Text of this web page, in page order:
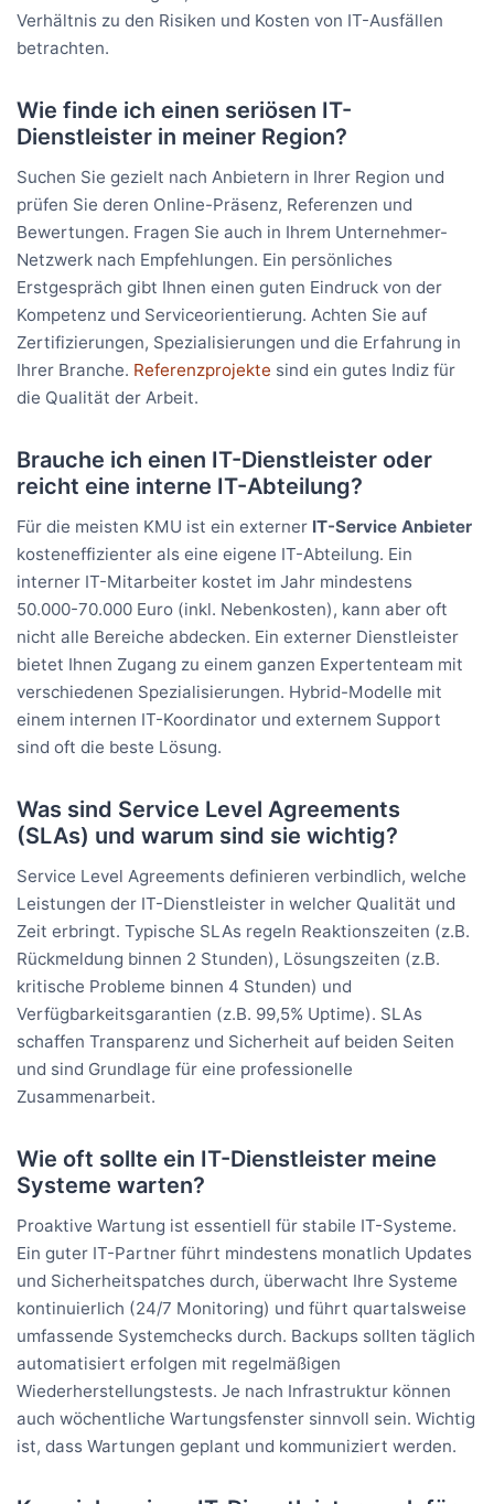
Verhältnis zu den Risiken und Kosten von IT-Ausfällen
betrachten.
Wie finde ich einen seriösen IT-
Dienstleister in meiner Region?
Suchen Sie gezielt nach Anbietern in Ihrer Region und
prüfen Sie deren Online-Präsenz, Referenzen und
Bewertungen. Fragen Sie auch in Ihrem Unternehmer-
Netzwerk nach Empfehlungen. Ein persönliches
Erstgespräch gibt Ihnen einen guten Eindruck von der
Kompetenz und Serviceorientierung. Achten Sie auf
Zertifizierungen, Spezialisierungen und die Erfahrung in
Ihrer Branche. Referenzprojekte sind ein gutes Indiz für
die Qualität der Arbeit.
Brauche ich einen IT-Dienstleister oder
reicht eine interne IT-Abteilung?
Für die meisten KMU ist ein externer IT-Service Anbieter
kosteneffizienter als eine eigene IT-Abteilung. Ein
interner IT-Mitarbeiter kostet im Jahr mindestens
50.000-70.000 Euro (inkl. Nebenkosten), kann aber oft
nicht alle Bereiche abdecken. Ein externer Dienstleister
bietet Ihnen Zugang zu einem ganzen Expertenteam mit
verschiedenen Spezialisierungen. Hybrid-Modelle mit
einem internen IT-Koordinator und externem Support
sind oft die beste Lösung.
Was sind Service Level Agreements
(SLAs) und warum sind sie wichtig?
Service Level Agreements definieren verbindlich, welche
Leistungen der IT-Dienstleister in welcher Qualität und
Zeit erbringt. Typische SLAs regeln Reaktionszeiten (z.B.
Rückmeldung binnen 2 Stunden), Lösungszeiten (z.B.
kritische Probleme binnen 4 Stunden) und
Verfügbarkeitsgarantien (z.B. 99,5% Uptime). SLAs
schaffen Transparenz und Sicherheit auf beiden Seiten
und sind Grundlage für eine professionelle
Zusammenarbeit.
Wie oft sollte ein IT-Dienstleister meine
Systeme warten?
Proaktive Wartung ist essentiell für stabile IT-Systeme.
Ein guter IT-Partner führt mindestens monatlich Updates
und Sicherheitspatches durch, überwacht Ihre Systeme
kontinuierlich (24/7 Monitoring) und führt quartalsweise
umfassende Systemchecks durch. Backups sollten täglich
automatisiert erfolgen mit regelmäßigen
Wiederherstellungstests. Je nach Infrastruktur können
auch wöchentliche Wartungsfenster sinnvoll sein. Wichtig
ist, dass Wartungen geplant und kommuniziert werden.